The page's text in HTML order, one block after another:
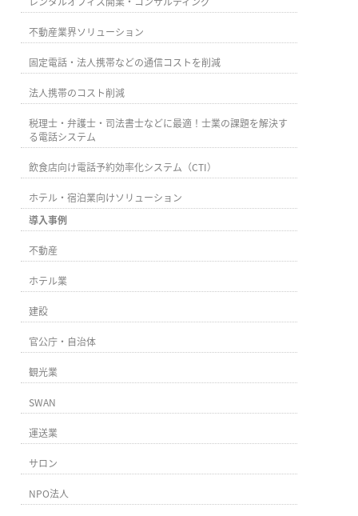
不動産業界ソリューション
固定電話・法人携帯などの通信コストを削減
法人携帯のコスト削減
税理士・弁護士・司法書士などに最適！士業の課題を解決す
る電話システム
飲食店向け電話予約効率化システム（CTI）
ホテル・宿泊業向けソリューション
導入事例
不動産
ホテル業
建設
官公庁・自治体
観光業
SWAN
運送業
サロン
NPO法人